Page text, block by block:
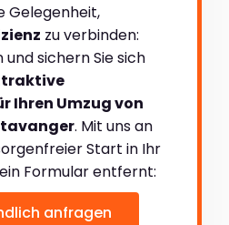
Gelegenheit,
zu verbinden:
und sichern Sie sich
Ihren Umzug von
. Mit uns an
Start in Ihr
Formular entfernt:
anfragen